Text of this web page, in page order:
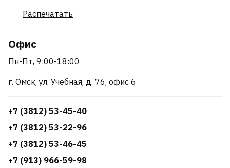
Распечатать
Офис
Пн-Пт, 9:00-18:00
г. Омск, ул. Учебная, д. 76, офис 6
+7 (3812) 53-45-40
+7 (3812) 53-22-96
+7 (3812) 53-46-45
+7 (913) 966-59-98